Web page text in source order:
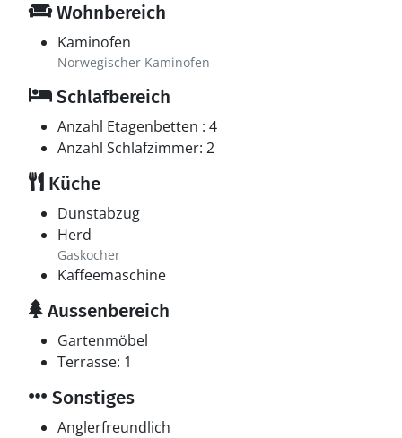
Wohnbereich
Kaminofen
Norwegischer Kaminofen
Schlafbereich
Anzahl Etagenbetten : 4
Anzahl Schlafzimmer: 2
Küche
Dunstabzug
Herd
Gaskocher
Kaffeemaschine
Aussenbereich
Gartenmöbel
Terrasse: 1
Sonstiges
Anglerfreundlich